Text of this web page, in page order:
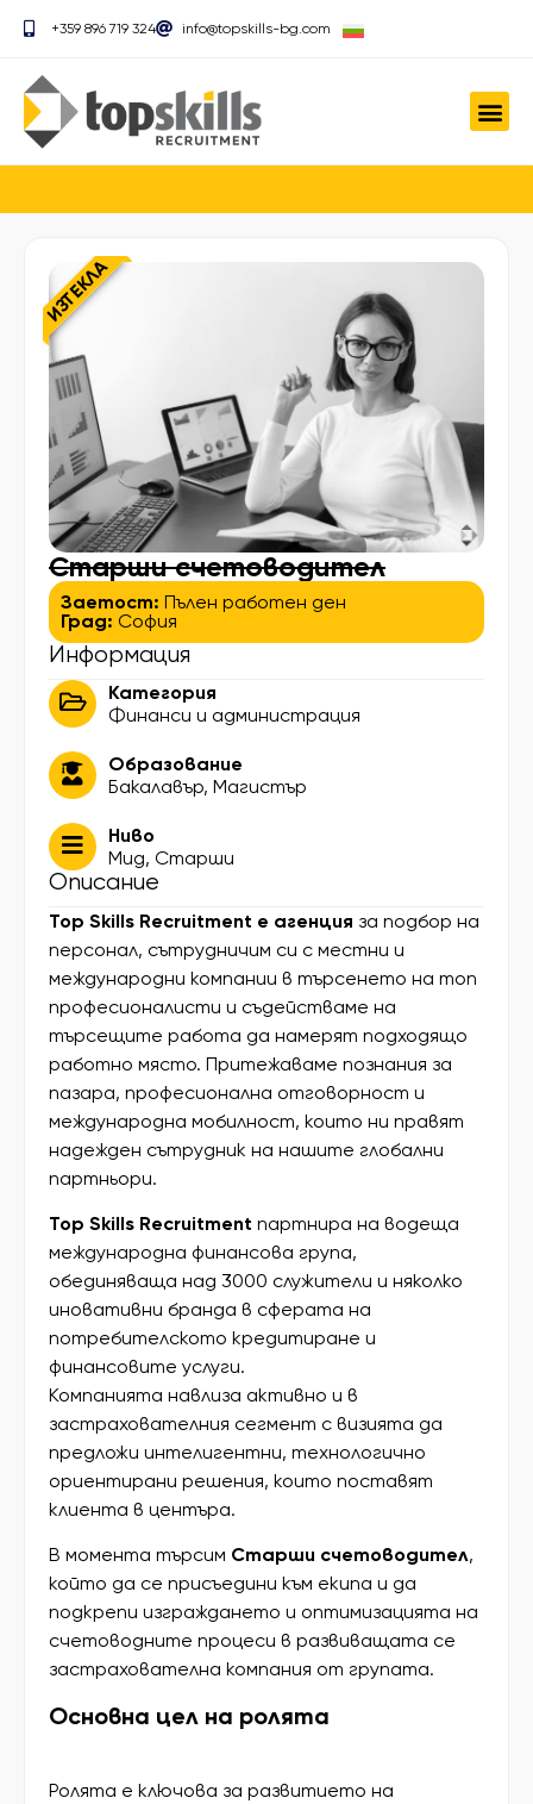
+359 896 719 324 info@topskills-bg.com
ИЗТЕКЛА
Старши счетоводител
Заетост: Пълен работен ден
Град: София
Информация
Категория
Финанси и администрация
Образование
Бакалавър, Магистър
Ниво
Мид, Старши
Описание
Top Skills Recruitment е агенция за подбор на
персонал, сътрудничим си с местни и
международни компании в търсенето на топ
професионалисти и съдействаме на
търсещите работа да намерят подходящо
работно място. Притежаваме познания за
пазара, професионална отговорност и
международна мобилност, които ни правят
надежден сътрудник на нашите глобални
партньори.
Top Skills Recruitment партнира на водеща
международна финансова група,
обединяваща над 3000 служители и няколко
иновативни бранда в сферата на
потребителското кредитиране и
финансовите услуги.
Компанията навлиза активно и в
застрахователния сегмент с визията да
предложи интелигентни, технологично
ориентирани решения, които поставят
клиента в центъра.
В момента търсим Старши счетоводител,
който да се присъедини към екипа и да
подкрепи изграждането и оптимизацията на
счетоводните процеси в развиващата се
застрахователна компания от групата.
Основна цел на ролята
Ролята е ключова за развитието на